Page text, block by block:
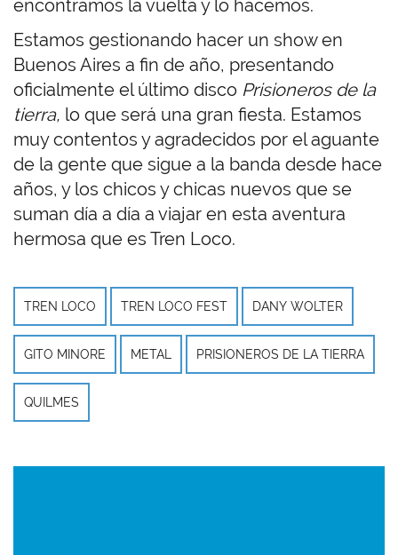
encontramos la vuelta y lo hacemos.
Estamos gestionando hacer un show en
Buenos Aires a fin de año, presentando
oficialmente el último disco Prisioneros de la
tierra, lo que será una gran fiesta. Estamos
muy contentos y agradecidos por el aguante
de la gente que sigue a la banda desde hace
años, y los chicos y chicas nuevos que se
suman día a día a viajar en esta aventura
hermosa que es Tren Loco.
TREN LOCO TREN LOCO FEST DANY WOLTER
GITO MINORE METAL PRISIONEROS DE LA TIERRA
QUILMES